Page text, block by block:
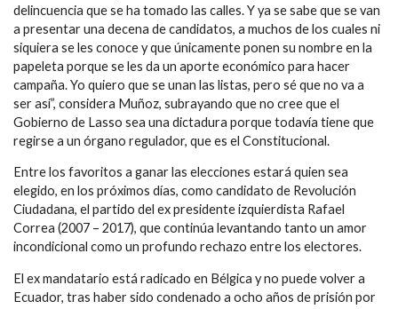
delincuencia que se ha tomado las calles. Y ya se sabe que se van
a presentar una decena de candidatos, a muchos de los cuales ni
siquiera se les conoce y que únicamente ponen su nombre en la
papeleta porque se les da un aporte económico para hacer
campaña. Yo quiero que se unan las listas, pero sé que no va a
ser así”, considera Muñoz, subrayando que no cree que el
Gobierno de Lasso sea una dictadura porque todavía tiene que
regirse a un órgano regulador, que es el Constitucional.
Entre los favoritos a ganar las elecciones estará quien sea
elegido, en los próximos días, como candidato de Revolución
Ciudadana, el partido del ex presidente izquierdista Rafael
Correa (2007 – 2017), que continúa levantando tanto un amor
incondicional como un profundo rechazo entre los electores.
El ex mandatario está radicado en Bélgica y no puede volver a
Ecuador, tras haber sido condenado a ocho años de prisión por